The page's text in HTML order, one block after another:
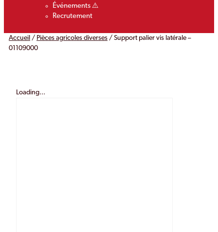
Événements ⚠️
Recrutement
Accueil / Pièces agricoles diverses / Support palier vis latérale –
01109000
Loading...